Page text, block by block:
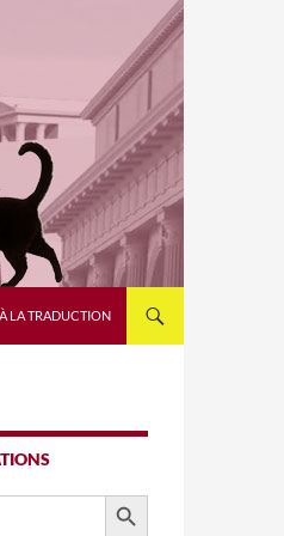
LA TRADUCTION
SEARCH BUTTON